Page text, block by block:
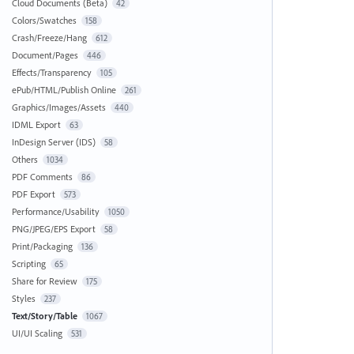
Cloud Documents (Beta) 42
Colors/Swatches 158
Crash/Freeze/Hang 612
Document/Pages 446
Effects/Transparency 105
ePub/HTML/Publish Online 261
Graphics/Images/Assets 440
IDML Export 63
InDesign Server (IDS) 58
Others 1034
PDF Comments 86
PDF Export 573
Performance/Usability 1050
PNG/JPEG/EPS Export 58
Print/Packaging 136
Scripting 65
Share for Review 175
Styles 237
Text/Story/Table 1067
UI/UI Scaling 531